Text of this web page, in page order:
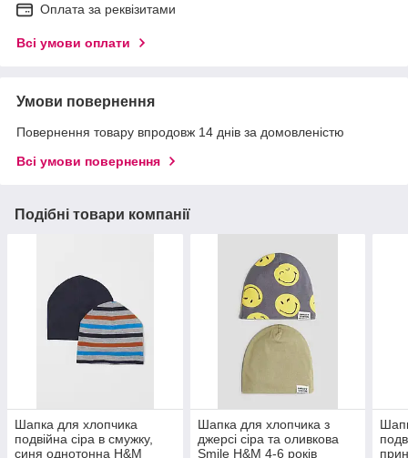
Оплата за реквізитами
Всі умови оплати
Умови повернення
Повернення товару впродовж 14 днів за домовленістю
Всі умови повернення
Подібні товари компанії
Шапка для хлопчика
подвійна сіра в смужку,
синя однотонна H&M
Шапка для хлопчика з
джерсі сіра та оливкова
Smile H&M 4-6 років